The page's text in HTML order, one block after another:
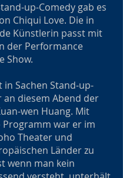
up-Comedy gab es
Chiqui Love. Die in
Künstlerin passt mit
der Performance
Show.
in Sachen Stand-up-
an diesem Abend der
wen Huang. Mit
Programm war er im
Theater und
Länder zu
wenn man kein